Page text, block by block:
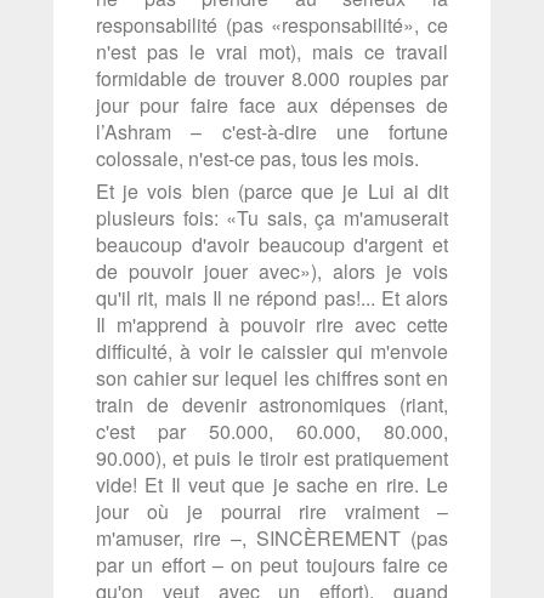
responsabilité (pas «responsabilité», ce
n'est pas le vrai mot), mais ce travail
formidable de trouver 8.000 roupies par
jour pour faire face aux dépenses de
l’Ashram – c'est-à-dire une fortune
colossale, n'est-ce pas, tous les mois.
Et je vois bien (parce que je Lui ai dit
plusieurs fois: «Tu sais, ça m'amuserait
beaucoup d'avoir beaucoup d'argent et
de pouvoir jouer avec»), alors je vois
qu'il rit, mais Il ne répond pas!... Et alors
Il m'apprend à pouvoir rire avec cette
difficulté, à voir le caissier qui m'envoie
son cahier sur lequel les chiffres sont en
train de devenir astronomiques (riant,
c'est par 50.000, 60.000, 80.000,
90.000), et puis le tiroir est pratiquement
vide! Et Il veut que je sache en rire. Le
jour où je pourrai rire vraiment –
m'amuser, rire –, SINCÈREMENT (pas
par un effort – on peut toujours faire ce
qu'on veut avec un effort), quand